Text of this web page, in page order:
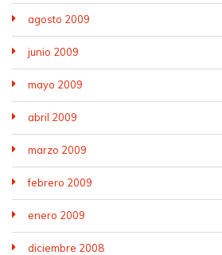
agosto 2009
junio 2009
mayo 2009
abril 2009
marzo 2009
febrero 2009
enero 2009
diciembre 2008